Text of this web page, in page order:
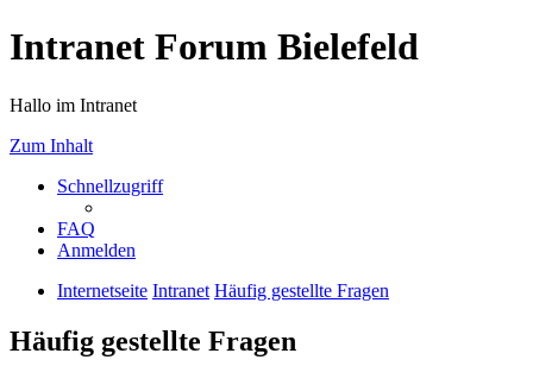
Intranet Forum Bielefeld
Hallo im Intranet
Zum Inhalt
Schnellzugriff
FAQ
Anmelden
Internetseite Intranet Häufig gestellte Fragen
Häufig gestellte Fragen